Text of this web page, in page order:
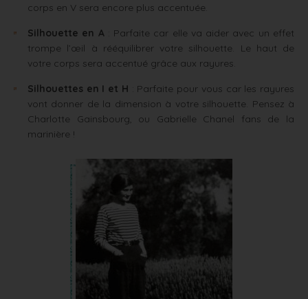
corps en V sera encore plus accentuée.
Silhouette en A : Parfaite car elle va aider avec un effet
trompe l’œil à rééquilibrer votre silhouette. Le haut de
votre corps sera accentué grâce aux rayures.
Silhouettes en I et H : Parfaite pour vous car les rayures
vont donner de la dimension à votre silhouette. Pensez à
Charlotte Gainsbourg, ou Gabrielle Chanel fans de la
marinière !